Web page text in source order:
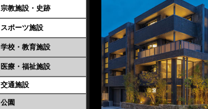
宗教施設・史跡
スポーツ施設
学校・教育施設
医療・福祉施設
交通施設
公園